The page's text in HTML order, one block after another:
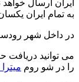
ایران ارسال
به تمام ایران
در داخل شهر
می توانید
را در شو روم